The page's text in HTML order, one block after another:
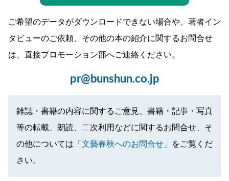
ご希望のデータがダウンロードできない場合や、著者イン
タビューのご依頼、その他の本の紹介に関するお問合せ
は、直接プロモーション部へご連絡ください。
pr@bunshun.co.jp
雑誌・書籍の内容に関するご意見、書籍・記事・写真
等の転載、朗読、二次利用などに関するお問合せ、そ
の他については 「文藝春秋へのお問合せ」
をご覧くだ
さい。